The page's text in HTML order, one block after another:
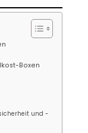
Boxen
und -